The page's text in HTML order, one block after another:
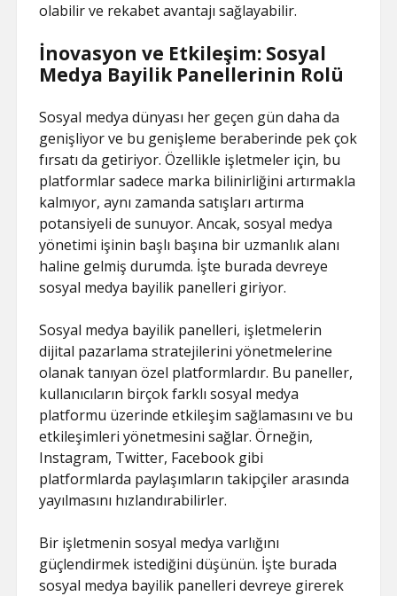
olabilir ve rekabet avantajı sağlayabilir.
İnovasyon ve Etkileşim: Sosyal
Medya Bayilik Panellerinin Rolü
Sosyal medya dünyası her geçen gün daha da
genişliyor ve bu genişleme beraberinde pek çok
fırsatı da getiriyor. Özellikle işletmeler için, bu
platformlar sadece marka bilinirliğini artırmakla
kalmıyor, aynı zamanda satışları artırma
potansiyeli de sunuyor. Ancak, sosyal medya
yönetimi işinin başlı başına bir uzmanlık alanı
haline gelmiş durumda. İşte burada devreye
sosyal medya bayilik panelleri giriyor.
Sosyal medya bayilik panelleri, işletmelerin
dijital pazarlama stratejilerini yönetmelerine
olanak tanıyan özel platformlardır. Bu paneller,
kullanıcıların birçok farklı sosyal medya
platformu üzerinde etkileşim sağlamasını ve bu
etkileşimleri yönetmesini sağlar. Örneğin,
Instagram, Twitter, Facebook gibi
platformlarda paylaşımların takipçiler arasında
yayılmasını hızlandırabilirler.
Bir işletmenin sosyal medya varlığını
güçlendirmek istediğini düşünün. İşte burada
sosyal medya bayilik panelleri devreye girerek